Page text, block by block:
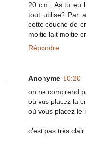
20 cm.. As tu eu
tout utilise? Par
cette couche de
moitie lait moitie
Répondre
Anonyme 10:20
on ne comprend
où vus placez la
où vous placez le
c'est pas très